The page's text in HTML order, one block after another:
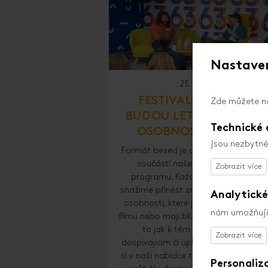
25. 4. 2024
FESTIVALOVÉ BESEDY
BUDOU LETOS PESTRÉ
OSOBNOSTI I TÉMATA
Formát besed je dlouhodobě
součástí našeho doprovodného
programu. Každý rok se vám proto
snažíme přinést zajímavé životní
osobností, které jsou spjaty se
filmu nebo mají blízko k našim
to jak k těm malým, ale i těm
dospívajícím či úplně dospělým.
si v naší nabídce to „své téma“ a
Zde můžete
Technické
jsou
nám